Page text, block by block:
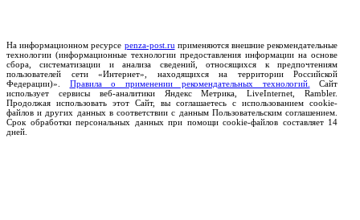
На информационном ресурсе penza-post.ru применяются внешние рекомендательные
технологии (информационные технологии предоставления информации на основе
сбора, систематизации и анализа сведений, относящихся к предпочтениям
пользователей сети «Интернет», находящихся на территории Российской
Федерации)». Правила о применении рекомендательных технологий.
Сайт
использует сервисы веб-аналитики Яндекс Метрика, LiveInternet, Rambler.
Продолжая использовать этот Сайт, вы соглашаетесь с использованием cookie-
файлов и других данных в соответствии с данным Пользовательским соглашением.
Срок обработки персональных данных при помощи cookie-файлов составляет 14
дней.